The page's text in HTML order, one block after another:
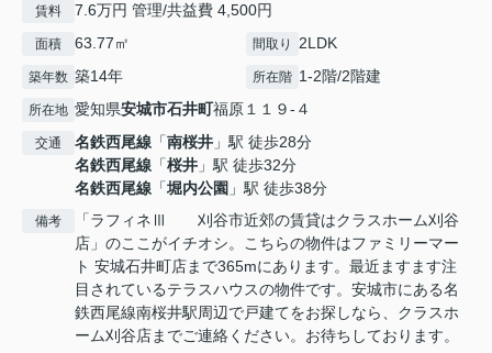
賃料 7.6万円 管理/共益費 4,500円
面積 63.77㎡ 間取り 2LDK
築年数 築14年 所在階 1-2階/2階建
所在地 愛知県安城市石井町福原１１９-４
交通 名鉄西尾線 「南桜井 」駅 徒歩28分
名鉄西尾線 「桜井 」駅 徒歩32分
名鉄西尾線 「堀内公園 」駅 徒歩38分
備考
「ラフィネⅢ 刈谷市近郊の賃貸はクラスホーム刈谷
店」のここがイチオシ。こちらの物件はファミリーマー
ト 安城石井町店まで365mにあります。最近ますます注
目されているテラスハウスの物件です。安城市にある名
鉄西尾線南桜井駅周辺で戸建てをお探しなら、クラスホ
ーム刈谷店までご連絡ください。お待ちしております。